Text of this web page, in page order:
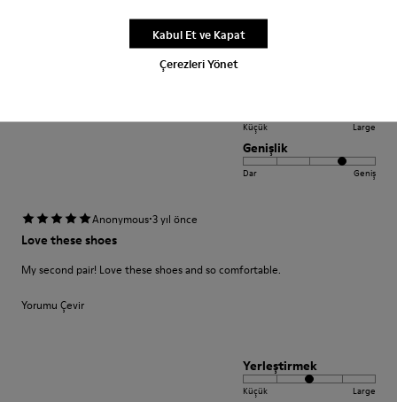
Çerezleri Yönet
Kabul Et ve Kapat
Küçük Large
Genişlik
Dar Geniş
Anonymous·3 yıl önce
Love these shoes
My second pair! Love these shoes and so comfortable.
Yorumu Çevir
Yerleştirmek
Küçük Large